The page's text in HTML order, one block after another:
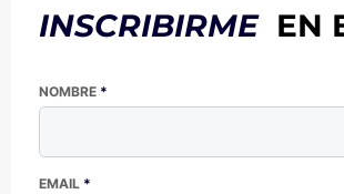
INSCRIBIRMEEN
NOMBRE *
EMAIL *